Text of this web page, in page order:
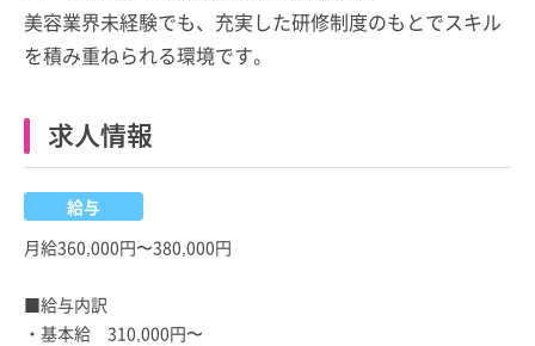
美容業界未経験でも、充実した研修制度のもとでスキル
を積み重ねられる環境です。
求人情報
給与
月給360,000円〜380,000円
■給与内訳
・基本給 310,000円〜